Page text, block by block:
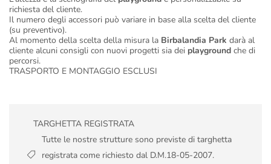
richiesta del cliente.
Il numero degli accessori può variare in base alla scelta del cliente
(su preventivo).
Al momento della scelta della misura la Birbalandia Park darà al
cliente alcuni consigli con nuovi progetti sia dei playground che di
percorsi.
TRASPORTO E MONTAGGIO ESCLUSI
TARGHETTA REGISTRATA
Tutte le nostre strutture sono previste di targhetta
registrata come richiesto dal D.M.18-05-2007.